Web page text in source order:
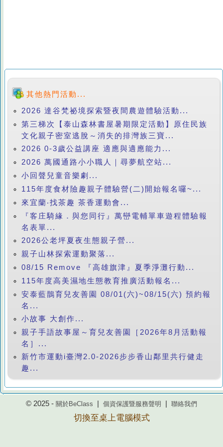
其他熱門活動...
2026 達谷梵祕境探索暨夜間農遊體驗活動...
第三梯次【泰山森林書屋暑期限定活動】原住民族
文化親子密室逃脫～消失的排灣族三寶...
2026 0-3歲公益講座 適應與適應能力...
2026 萬國通路小小職人｜尋夢航空站...
小回聲兒童音樂劇...
115年度食材險趣親子體驗營(二)開始報名囉~...
來宜蘭‧找茶趣 茶香運動會...
『客庄騎緣．與您同行』萬巒電輔單車遊程體驗報
名表單...
2026公老坪夏夜生態親子營...
親子山林探索運動聚落...
08/15 Remove 『高雄旗津』夏季淨灘行動...
115年度高美濕地生態教育推廣活動報名...
安泰藍鵲育兒友善園 08/01(六)~08/15(六) 預約報
名...
小故事 大創作...
親子手語故事屋～育兒友善園［2026年8月活動報
名］...
新竹市運動i臺灣2.0-2026步步香山鄰里共行健走
趣...
© 2025 - 關於BeClass 個資保護暨服務聲明 聯絡我們
切換至桌上電腦模式